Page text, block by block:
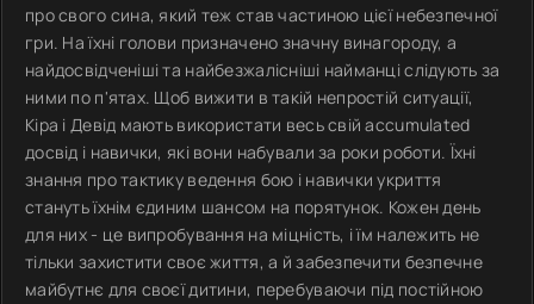
про свого сина, який теж став частиною цієї небезпечної
гри. На їхні голови призначено значну винагороду, а
найдосвідченіші та найбезжалісніші найманці слідують за
ними по п'ятах. Щоб вижити в такій непростій ситуації,
Кіра і Девід мають використати весь свій accumulated
досвід і навички, які вони набували за роки роботи. Їхні
знання про тактику ведення бою і навички укриття
стануть їхнім єдиним шансом на порятунок. Кожен день
для них - це випробування на міцність, і їм належить не
тільки захистити своє життя, а й забезпечити безпечне
майбутнє для своєї дитини, перебуваючи під постійною